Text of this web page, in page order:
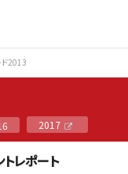
2013
2017
レポート